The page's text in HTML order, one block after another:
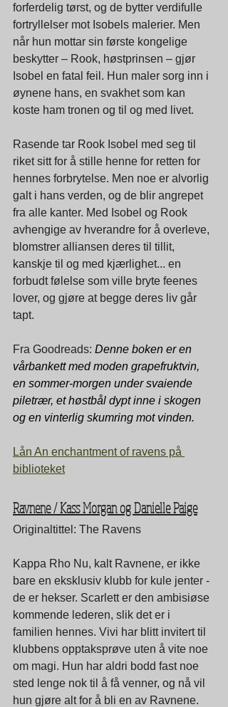
forferdelig tørst, og de bytter verdifulle
fortryllelser mot Isobels malerier. Men
når hun mottar sin første kongelige
beskytter – Rook, høstprinsen – gjør
Isobel en fatal feil. Hun maler sorg inn i
øynene hans, en svakhet som kan
koste ham tronen og til og med livet.
Rasende tar Rook Isobel med seg til
riket sitt for å stille henne for retten for
hennes forbrytelse. Men noe er alvorlig
galt i hans verden, og de blir angrepet
fra alle kanter. Med Isobel og Rook
avhengige av hverandre for å overleve,
blomstrer alliansen deres til tillit,
kanskje til og med kjærlighet... en
forbudt følelse som ville bryte feenes
lover, og gjøre at begge deres liv går
tapt.
Fra Goodreads: Denne boken er en
vårbankett med moden grapefruktvin,
en sommer-morgen under svaiende
piletrær, et høstbål dypt inne i skogen
og en vinterlig skumring mot vinden.
Lån An enchantment of ravens på
biblioteket
Ravnene / Kass Morgan og Danielle Paige
Originaltittel: The Ravens
Kappa Rho Nu, kalt Ravnene, er ikke
bare en eksklusiv klubb for kule jenter -
de er hekser. Scarlett er den ambisiøse
kommende lederen, slik det er i
familien hennes. Vivi har blitt invitert til
klubbens opptaksprøve uten å vite noe
om magi. Hun har aldri bodd fast noe
sted lenge nok til å få venner, og nå vil
hun gjøre alt for å bli en av Ravnene.